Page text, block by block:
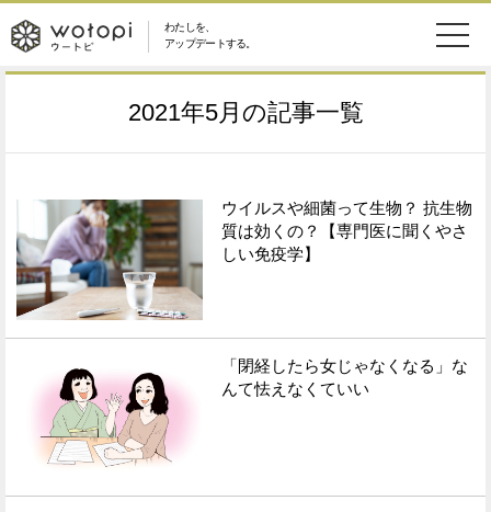
わたしを、
アップデートする。
wotopi
ー
ト
ピ
健康 ワークスタイル
ライフスタイル
ソーシャル
2021年5月 の記事一覧
ウイルスや細菌って生物？ 抗生物
質は効くの？【専門医に聞くやさ
しい免疫学】
「閉経したら女じゃなくなる」な
んて怯えなくていい